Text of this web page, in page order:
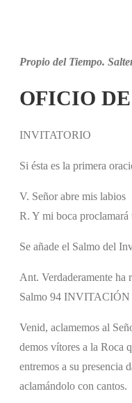
Propio del Tiempo.
OFICIO
INVITATORIO
Si ésta es la primera
V. Señor abre mis labios
R. Y mi boca proclamará
Se añade el Salmo del
Ant. Verdaderamente ha
Salmo 94
Venid, aclamemos al
demos vítores a la Roca
entremos a su presencia
aclamándolo con cantos.